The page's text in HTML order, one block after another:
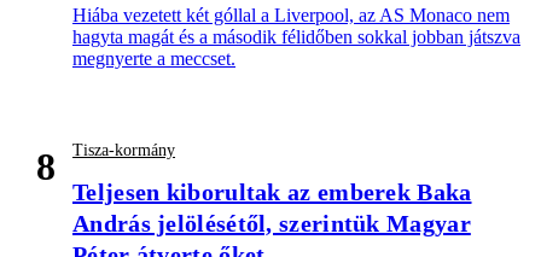
Hiába vezetett két góllal a Liverpool, az AS Monaco nem
hagyta magát és a második félidőben sokkal jobban játszva
megnyerte a meccset.
8 Tisza-kormány
Teljesen kiborultak az emberek Baka
András jelölésétől, szerintük Magyar